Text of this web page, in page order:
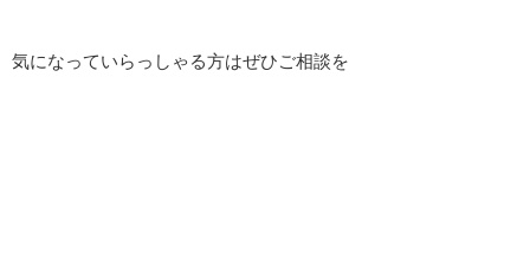
気になっていらっしゃる方はぜひご相談を